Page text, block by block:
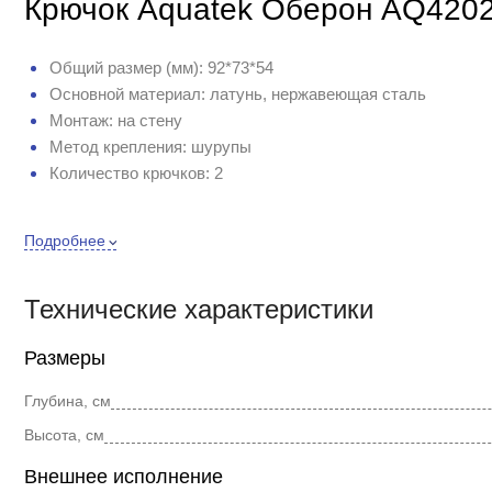
Крючок Aquatek Оберон
Общий размер (мм): 92*73*54
Основной материал: латунь, нержавеющая сталь
Монтаж: на стену
Метод крепления: шурупы
Количество крючков: 2
право, без уведомления, вносить изменения в
Подробнее
Технические характеристики
Размеры
Глубина, см
Высота, см
Внешнее исполнение